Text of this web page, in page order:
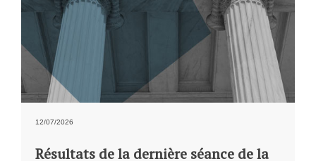
12/07/2026
Résultats de la dernière séance de la